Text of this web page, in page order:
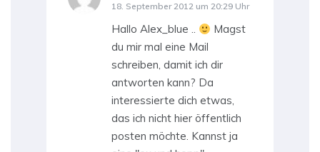
18. September 2012 um 20:29 Uhr
Hallo Alex_blue ..
Magst
du mir mal eine Mail
schreiben, damit ich dir
antworten kann? Da
interessierte dich etwas,
das ich nicht hier öffentlich
posten möchte. Kannst ja